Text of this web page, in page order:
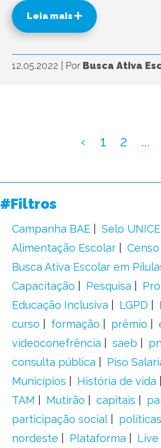
Leia mais
12.05.2022 Por Busca Ativa
‹ 1 2 ...
#Filtros
Campanha BAE Selo
Alimentação Escolar
Busca Ativa Escolar em
Capacitação
Pesquisa
Educação Inclusiva
LGPD
curso
formação prêmio
videoconefrência
saeb
consulta pública
Piso
Municípios
História de vida
TAM
Mutirão capitais
participação social
nordeste
Plataforma Live